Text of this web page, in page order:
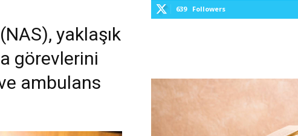
yaklaşık
görevlerini
ambulans
639 Followers